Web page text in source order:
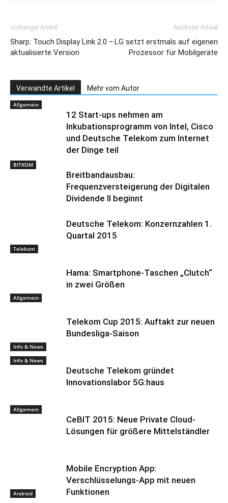
Vorheriger Artikel
Sharp: Touch Display Link 2.0 –
aktualisierte Version
Nächster Artikel
LG setzt erstmals auf eigenen
Prozessor für Mobilgeräte
Verwandte Artikel Mehr vom Autor
Allgemein
12 Start-ups nehmen am
Inkubationsprogramm von Intel, Cisco
und Deutsche Telekom zum Internet
der Dinge teil
BITKOM
Breitbandausbau:
Frequenzversteigerung der Digitalen
Dividende II beginnt
Telekom
Deutsche Telekom: Konzernzahlen 1.
Quartal 2015
Allgemein
Hama: Smartphone-Taschen „Clutch“
in zwei Größen
Info & News
Telekom Cup 2015: Auftakt zur neuen
Bundesliga-Saison
Info & News
Deutsche Telekom gründet
Innovationslabor 5G:haus
Allgemein
CeBIT 2015: Neue Private Cloud-
Lösungen für größere Mittelständler
Android
Mobile Encryption App:
Verschlüsselungs-App mit neuen
Funktionen